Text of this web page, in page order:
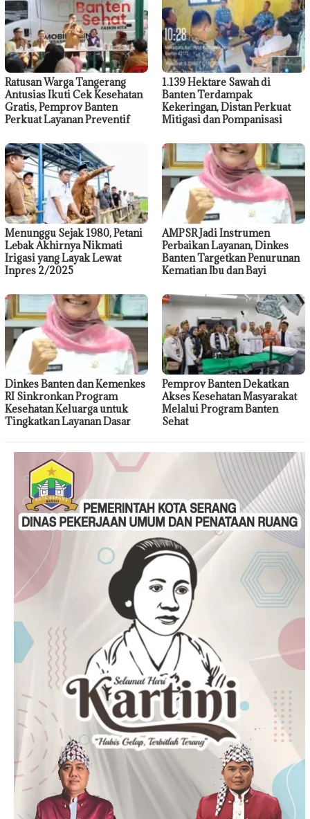
Ratusan Warga Tangerang
Antusias Ikuti Cek Kesehatan
Gratis, Pemprov Banten
Perkuat Layanan Preventif
1.139 Hektare Sawah di
Banten Terdampak
Kekeringan, Distan Perkuat
Mitigasi dan Pompanisasi
Menunggu Sejak 1980, Petani
Lebak Akhirnya Nikmati
Irigasi yang Layak Lewat
Inpres 2/2025
AMPSR Jadi Instrumen
Perbaikan Layanan, Dinkes
Banten Targetkan Penurunan
Kematian Ibu dan Bayi
Dinkes Banten dan Kemenkes
RI Sinkronkan Program
Kesehatan Keluarga untuk
Tingkatkan Layanan Dasar
Pemprov Banten Dekatkan
Akses Kesehatan Masyarakat
Melalui Program Banten
Sehat